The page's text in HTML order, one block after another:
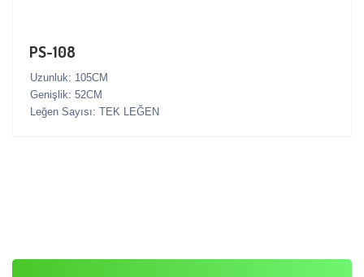
PS-108
Uzunluk: 105CM
Genişlik: 52CM
Leğen Sayısı: TEK LEĞEN